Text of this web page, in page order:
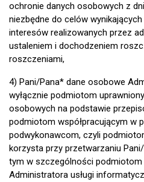
ochronie danych osobowych z
niezbędne do celów
interesów realizowanych przez
ustaleniem i dochodzeniem
roszczeniami,
4) Pani/Pana* dane osobowe
wyłącznie podmiotom
osobowych na podstawie
podmiotom współpracującym w
podwykonawcom, czyli
korzysta przy przetwarzaniu
tym w szczególności
Administratora usługi